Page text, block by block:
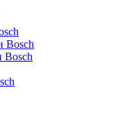
Bosch
Bosch